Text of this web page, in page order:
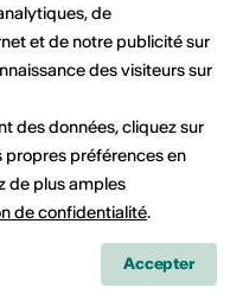
3 4
10 11 12
17 18 19
24 25
31
de
et de notre publicité sur
des visiteurs sur
des données, cliquez sur
propres préférences en
de plus amples
de confidentialité.
Accepter